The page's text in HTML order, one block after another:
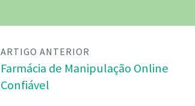
ARTIGO ANTERIOR
Farmácia de Manipulação Online
Confiável